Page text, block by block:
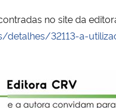
no site da
32113-a-